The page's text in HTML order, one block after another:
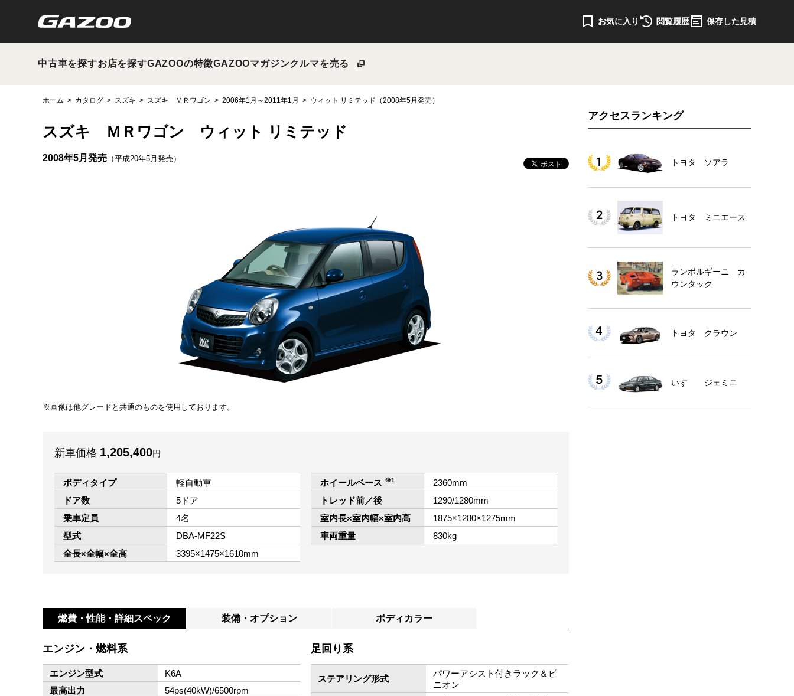
お気に入り 閲覧履歴 保存した見積
中古車を探すお店を探すGAZOOの特徴GAZOOマガジンクルマを売る
ホーム カタログ スズキ スズキ ＭＲワゴン 2006年1月～2011年1月 ウィット リミテッド（2008年5月発売）
スズキ ＭＲワゴン ウィット リミテッド
2008年5月発売 （平成20年5月発売）
画像は他グレードと共通のものを使用しております。
新車価格 1,205,400円
ボディタイプ
軽自動車
ドア数
5ドア
乗車定員
4名
型式
DBA-MF22S
全長×全幅×全高
3395×1475×1610mm
ホイールベース ※1
2360mm
トレッド前／後
1290/1280mm
室内長×室内幅×室内高
1875×1280×1275mm
車両重量
830kg
燃費・性能・ 詳細スペック 装備・オプション ボディカラー
エンジン・燃料系
エンジン型式
K6A
最高出力
54ps(40kW)/6500rpm
足回り系
ステアリング形式
パワーアシスト付きラック＆ピ
ニオン
アクセスランキング
トヨタ ソアラ
トヨタ ミニエース
ランボルギーニ カ
ウンタック
トヨタ クラウン
いすゞ ジェミニ